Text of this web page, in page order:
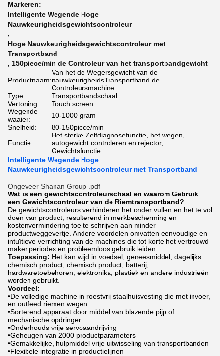
Markeren:
Intelligente Wegende Hoge
Nauwkeurigheidsgewichtscontroleur
,
Hoge Nauwkeurigheidsgewichtscontroleur met
Transportband
, 150piece/min de Controleur van het transportbandgewicht
Productnaam:
Van het de Wegersgewicht van de
nauwkeurigheidsTransportband de
Controleursmachine
Type:
Transportbandschaal
Vertoning:
Touch screen
Wegende
waaier:
10-1000 gram
Snelheid:
80-150piece/min
Functie:
Het sterke Zelfdiagnosefunctie, het wegen,
autogewicht controleren en rejector,
Gewichtsfunctie
Intelligente Wegende Hoge
Nauwkeurigheidsgewichtscontroleur met Transportband
Ongeveer Shanan Group .pdf
Wat is een gewichtscontroleurschaal en waarom Gebruik
een Gewichtscontroleur van de Riemtransportband?
De gewichtscontroleurs verhinderen het onder vullen en het te vol
doen van product, resulterend in merkbescherming en
kostenvermindering toe te schrijven aan minder
productweggevertje. Andere voordelen omvatten eenvoudige en
intuïtieve verrichting van de machines die tot korte het vertrouwd
makenperiodes en probleemloos gebruik leiden.
Toepassing: Het kan wijd in voedsel, geneesmiddel, dagelijks
chemisch product, chemisch product, batterij,
hardwaretoebehoren, elektronika, plastiek en andere industrieën
worden gebruikt.
Voordeel:
•De volledige machine in roestvrij staalhuisvesting die met invoer,
en outfeed riemen wegen
•Sorterend apparaat door middel van blazende pijp of
mechanische opdringer
•Onderhouds vrije servoaandrijving
•Geheugen van 2000 productparameters
•Gemakkelijke, hulpmiddel vrije uitwisseling van transportbanden
•Flexibele integratie in productielijnen